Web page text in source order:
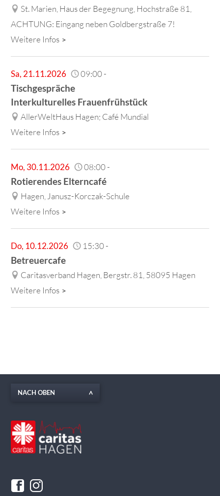
St. Marien, Haus der Begegnung, Hochstraße 81,
ACHTUNG: Eingang neben Goldbergstraße 7!
Weitere Infos
Sa, 21.11.2026 09:00-
Tischgespräche
Interkulturelles Frauenfrühstück
AllerWeltHaus Hagen; Café Mundial
Weitere Infos
Mo, 30.11.2026 08:00-
Rotierendes Elterncafé
Hagen, Janusz-Korczak-Schule
Weitere Infos
Do, 10.12.2026 15:30-
Betreuercafe
Caritasverband Hagen, Bergstr. 81, 58095 Hagen
Weitere Infos
NACH OBEN